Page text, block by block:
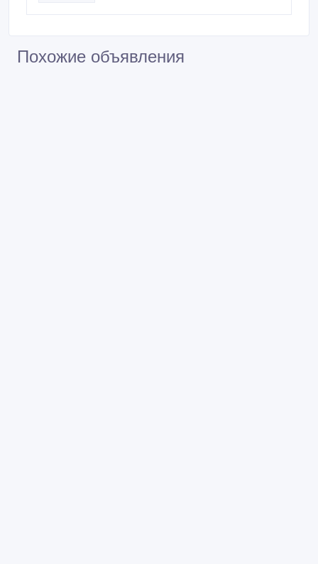
Похожие объявления